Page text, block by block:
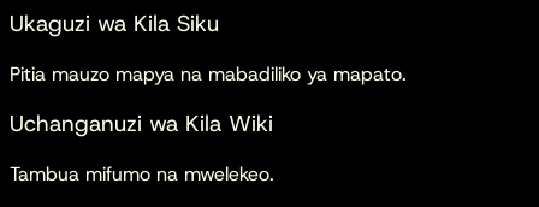
Ukaguzi wa Kila Siku
Pitia mauzo mapya na mabadiliko ya mapato.
Uchanganuzi wa Kila Wiki
Tambua mifumo na mwelekeo.